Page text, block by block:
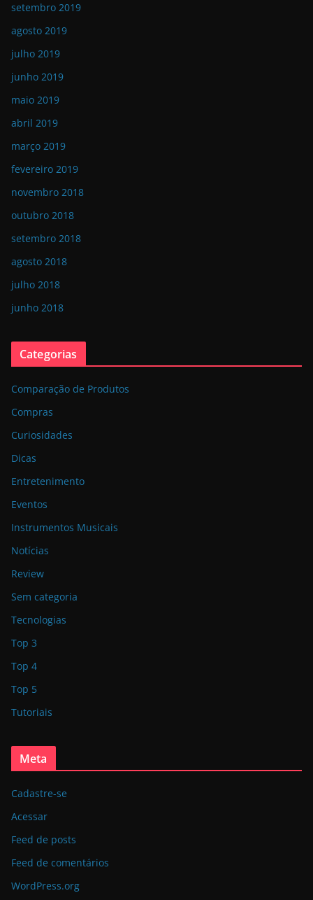
setembro 2019
agosto 2019
julho 2019
junho 2019
maio 2019
abril 2019
março 2019
fevereiro 2019
novembro 2018
outubro 2018
setembro 2018
agosto 2018
julho 2018
junho 2018
Categorias
Comparação de Produtos
Compras
Curiosidades
Dicas
Entretenimento
Eventos
Instrumentos Musicais
Notícias
Review
Sem categoria
Tecnologias
Top 3
Top 4
Top 5
Tutoriais
Meta
Cadastre-se
Acessar
Feed de posts
Feed de comentários
WordPress.org